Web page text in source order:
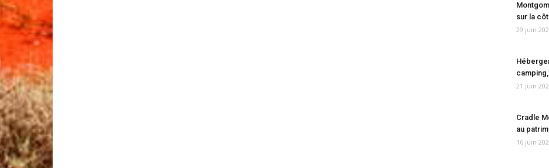
sur la
29 juin
21 juin
Cradle
au
16 juin